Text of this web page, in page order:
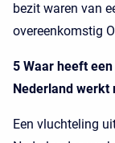
bezit waren van
overeenkomstig
5 Waar heeft
Nederland werkt
Een vluchteling